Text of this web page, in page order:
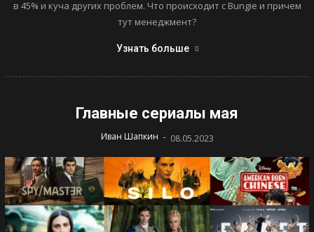
в 45% и куча других проблем. Что происходит с Bungie и причем
тут менеджмент?
Узнать больше
Главные сериалы мая
Иван Шапкин - 08.05.2023